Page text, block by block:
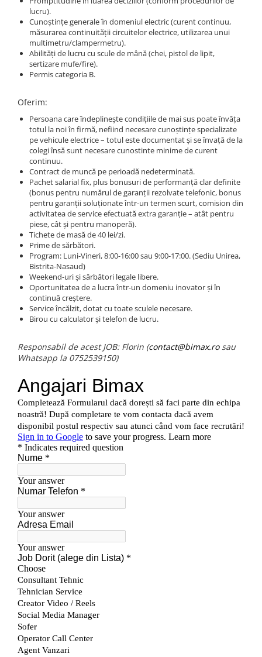
Controllere
Incarcatoare
ACCESORII
Toate accesoriile la Triciclete
Masina Electrica RDB
Masina Electrica Arora
Masina Electrica 25 km/h
Masina Electrica 2 Locuri fara
Permis
Scutere Electrice
⬇ TIPURI
Cu 2 Roti
Cu 3 Roti
Cu 3 Roti fara Permis
Cu 4 Roti
Cu Pedale
Fara Permis
25 km/h
50 km/h
Chopper
Harley
⬇ MARCI
➔ Geeli
➔ RDB
➔ Volta
➔ Z-Tech
➔ Kuba
PIESE DE SCHIMB
Acceleratii
Baterii
Baterii 60V
Camere
Cauciucuri
Controllere
Incarcatoare
Biciclete Electrice
⬇ TIPURI
lucru).
Cunoștințe generale în domeniul electric (curent continuu,
măsurarea continuității circuitelor electrice, utilizarea unui
multimetru/clampermetru).
Abilități de lucru cu scule de mână (chei, pistol de lipit,
sertizare mufe/fire).
Permis categoria B.
Oferim:
Persoana care îndeplinește condițiile de mai sus poate învăța
totul la noi în firmă, nefiind necesare cunoștințe specializate
pe vehicule electrice – totul este documentat și se învață de la
colegi însă sunt necesare cunostinte minime de curent
continuu.
Contract de muncă pe perioadă nedeterminată.
Pachet salarial fix, plus bonusuri de performanță clar definite
(bonus pentru numărul de garanții rezolvate telefonic, bonus
pentru garanții soluționate într-un termen scurt, comision din
activitatea de service efectuată extra garanție – atât pentru
piese, cât și pentru manoperă).
Tichete de masă de 40 lei/zi.
Prime de sărbători.
Program: Luni-Vineri, 8:00-16:00 sau 9:00-17:00. (Sediu Unirea,
Bistrita-Nasaud)
Weekend-uri și sărbători legale libere.
Oportunitatea de a lucra într-un domeniu inovator și în
continuă creștere.
Service încălzit, dotat cu toate sculele necesare.
Birou cu calculator și telefon de lucru.
Responsabil de acest JOB: Florin (contact@bimax.rosau
Whatsapp la 0752539150)